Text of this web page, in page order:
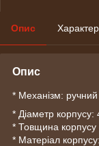
Опис
Опис
* Механізм:
* Діаметр корпусу:
* Товщина корпусу
* Матеріал